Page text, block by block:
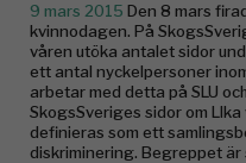
9 mars 2015 Den 8 mars
kvinnodagen. På
våren utöka antalet sidor
ett antal nyckelpersoner
arbetar med detta på SLU
SkogsSveriges sidor om
definieras som ett
diskriminering. Begreppet